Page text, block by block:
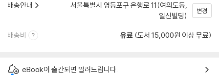
배송안내
서울특별시 영등포구 은행로 11(여의도동,
일신빌딩)
변경
배송비 유료 (도서 15,000원 이상 무료)
eBook이 출간되면 알려드립니다.